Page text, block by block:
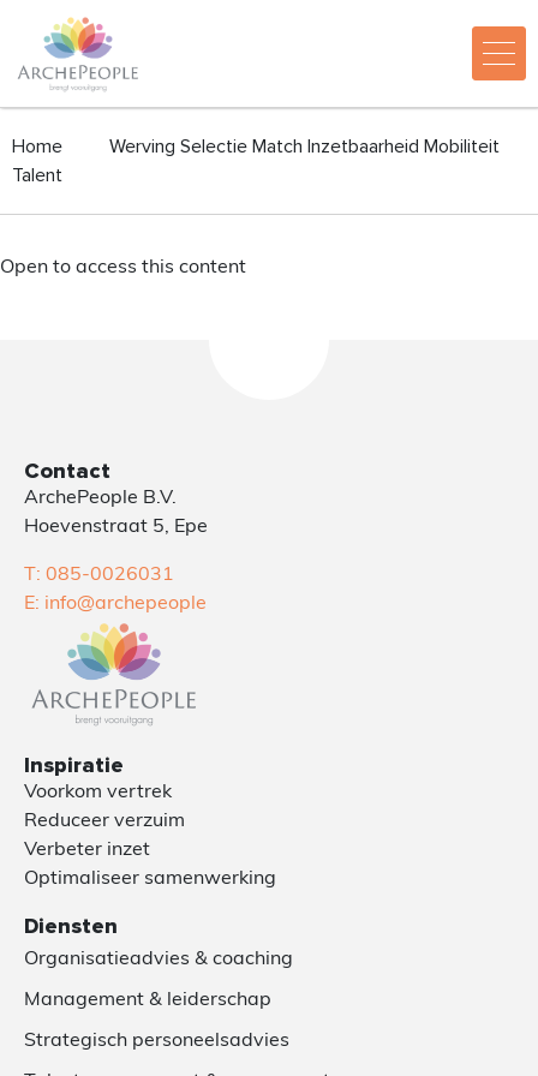
Home
Werving Selectie Match Inzetbaarheid Mobiliteit
Talent
Open to access this content
Contact
ArchePeople B.V.
Hoevenstraat 5, Epe
T: 085-0026031
E: info@archepeople
Inspiratie
Voorkom vertrek
Reduceer verzuim
Verbeter inzet
Optimaliseer samenwerking
Diensten
Organisatieadvies & coaching
Management & leiderschap
Strategisch personeelsadvies